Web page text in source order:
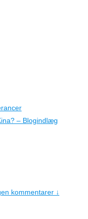
– Blogindlæg
kommentarer ↓